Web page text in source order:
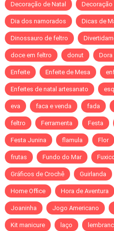
Decoração de Natal Decoração
Dia dos namorados Dicas de
Dinossauro de feltro
doce em feltro donut Dora
Enfeite Enfeite de Mesa
Enfeites de natal artesanato
eva faca e venda fada
feltro Ferramenta Festa
Festa Junina flamula Flor
frutas Fundo do Mar
Gráficos de Crochê Guirlanda
Home Office Hora de Aventura
Joaninha Jogo Americano
Kit manicure laço